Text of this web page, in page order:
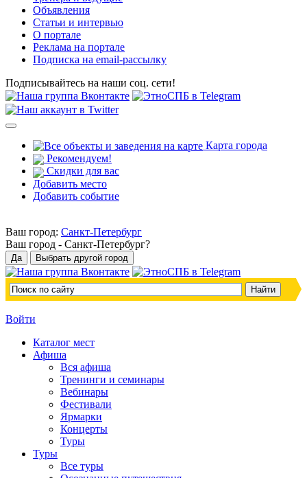
Объявления
Статьи и интервью
О портале
Реклама на портале
Подписка на email-рассылку
Подписывайтесь на наши соц. сети!
Карта города
Рекомендуем!
Скидки для вас
Добавить место
Добавить событие
Ваш город: Санкт-Петербург
Ваш город - Санкт-Петербург?
Войти
Каталог мест
Афиша
Вся афиша
Тренинги и семинары
Вебинары
Фестивали
Ярмарки
Концерты
Туры
Туры
Все туры